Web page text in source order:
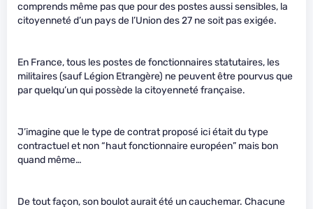
comprends même pas que pour des postes aussi sensibles, la
citoyenneté d’un pays de l’Union des 27 ne soit pas exigée.
En France, tous les postes de fonctionnaires statutaires, les
militaires (sauf Légion Etrangère) ne peuvent être pourvus que
par quelqu’un qui possède la citoyenneté française.
J’imagine que le type de contrat proposé ici était du type
contractuel et non “haut fonctionnaire européen” mais bon
quand même…
De tout façon, son boulot aurait été un cauchemar. Chacune